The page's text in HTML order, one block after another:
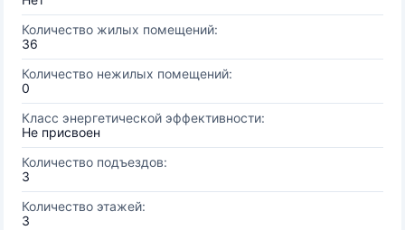
Количество жилых помещений:
36
Количество нежилых помещений:
0
Класс энергетической эффективности:
Не присвоен
Количество подъездов:
3
Количество этажей:
3